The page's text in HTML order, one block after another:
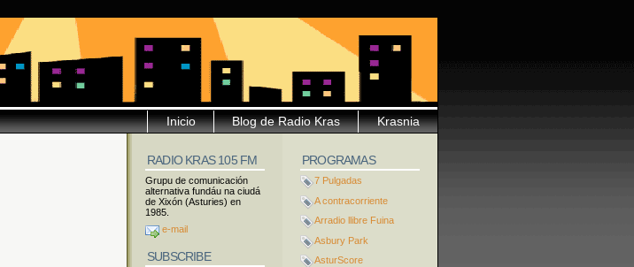
Krasnia
Blog de Radio Kras
Inicio
PROGRAMAS
7 Pulgadas
A contracorriente
Arradio llibre Fuina
Asbury Park
AsturScore
RADIO KRAS 105 FM
Grupu de comunicación
alternativa fundáu na ciudá
de Xixón (Asturies) en
1985.
e-mail
SUBSCRIBE